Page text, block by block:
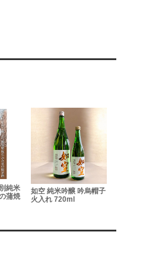
純米
蒲焼
如空 純米吟醸 吟烏帽子
火入れ 720ml